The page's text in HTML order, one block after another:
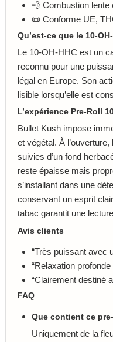
💨 Combustion lente
📜 Conforme UE,
Qu’est-ce que le 10-
Le 10-OH-HHC est un
reconnu pour une
légal en Europe. Son
lisible lorsqu’elle est
L’expérience Pre-Roll
Bullet Kush impose
et végétal. À
suivies d’un fond
reste épaisse mais
s’installant dans une
conservant un esprit
tabac garantit une
Avis clients
“Très puissant avec
“Relaxation
“Clairement destiné
FAQ
Que contient ce pre-
Uniquement de la